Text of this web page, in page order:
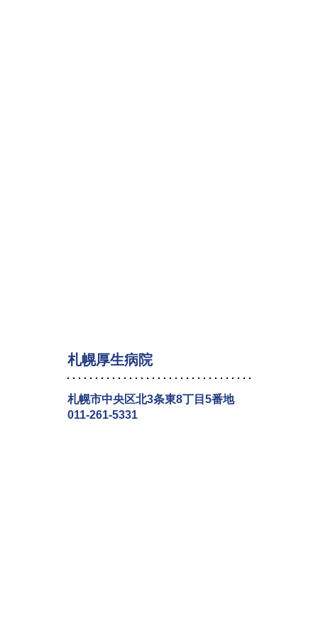
札幌厚生病院
札幌市中央区北3条東8丁目5番地
011-261-5331